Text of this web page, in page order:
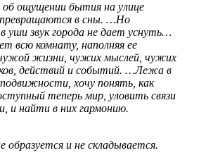
об ощущении бытия на улице
в сны. …Но
уши звук города не дает уснуть…
всю комнату, наполняя ее
жизни, чужих мыслей, чужих
действий и событий. …Лежа в
хочу понять, как
теперь мир, уловить связи
и найти в них гармонию.
образуется и не складывается.